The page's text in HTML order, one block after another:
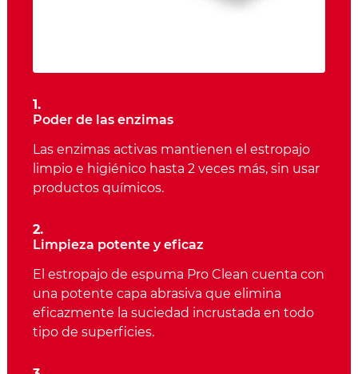
1.
Poder de las enzimas
Las enzimas activas mantienen el estropajo
limpio e higiénico hasta 2 veces más, sin usar
productos químicos.
2.
Limpieza potente y eficaz
El estropajo de espuma Pro Clean cuenta con
una potente capa abrasiva que elimina
eficazmente la suciedad incrustada en todo
tipo de superficies.